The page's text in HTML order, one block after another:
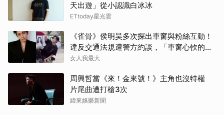
山姆
天出遊」從小認識白冰冰
ETtoday星光雲
《雀骨》侯明昊多次探出車窗與粉絲互動！
違反交通法規遭警方約談，「車窗心軟的
神」上熱搜
女人我最大
周興哲當《來！金來號！》主角也沒特權
片尾曲遭打槍3次
緯來娛樂新聞